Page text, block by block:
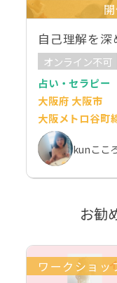
自己理解を
オンライン不可
占い・セラピー
大阪府 大阪市
大阪メトロ谷町
kunここ
お勧
ワークショッ